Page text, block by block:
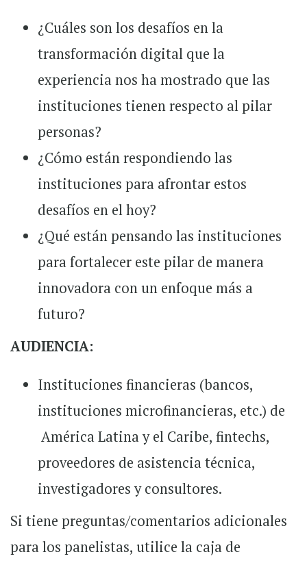
¿Cuáles son los desafíos en la
transformación digital que la
experiencia nos ha mostrado que las
instituciones tienen respecto al pilar
personas?
¿Cómo están respondiendo las
instituciones para afrontar estos
desafíos en el hoy?
¿Qué están pensando las instituciones
para fortalecer este pilar de manera
innovadora con un enfoque más a
futuro?
AUDIENCIA:
Instituciones financieras (bancos,
instituciones microfinancieras, etc.) de
América Latina y el Caribe, fintechs,
proveedores de asistencia técnica,
investigadores y consultores.
Si tiene preguntas/comentarios adicionales
para los panelistas, utilice la caja de